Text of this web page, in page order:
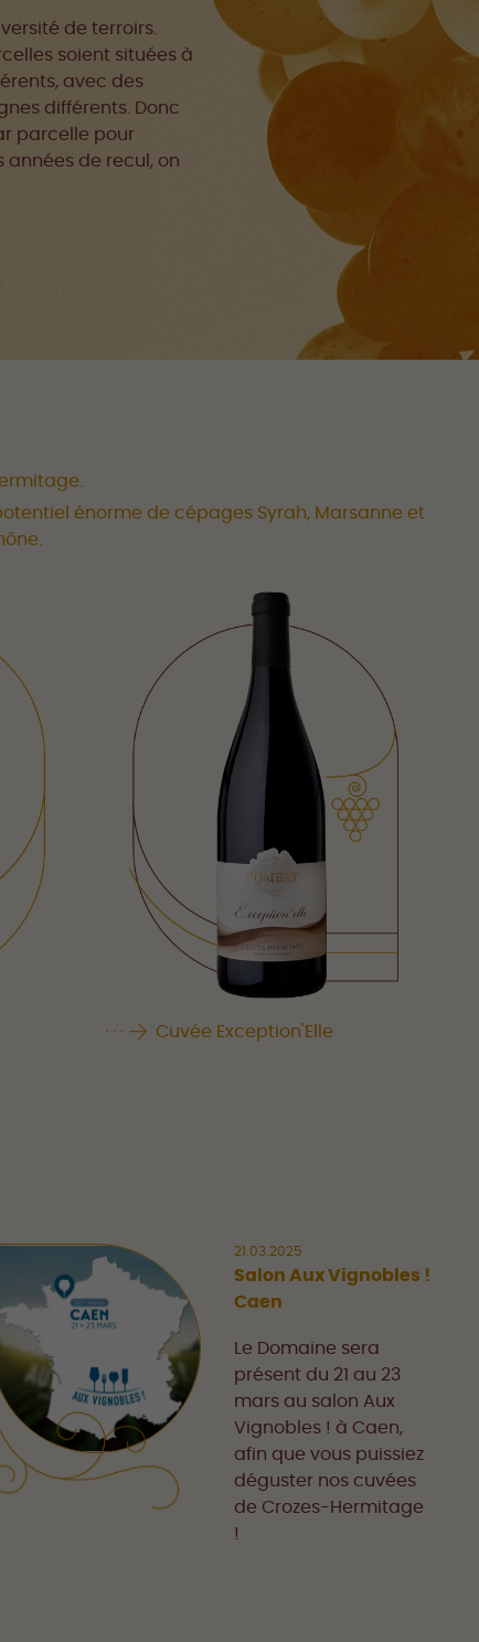
de terroirs.
soient situées à
avec des
différents. Donc
parcelle pour
années de recul, on
énorme de cépages Syrah, Marsanne et
Cuvée Exception'Elle
21.03.2025
Salon Aux Vignobles !
Caen
Le Domaine sera
présent du 21 au 23
mars au salon Aux
Vignobles ! à Caen,
afin que vous puissiez
déguster nos cuvées
de Crozes-Hermitage
!